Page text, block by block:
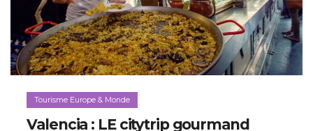
Tourisme Europe & Monde
Valencia : LE citytrip gourmand